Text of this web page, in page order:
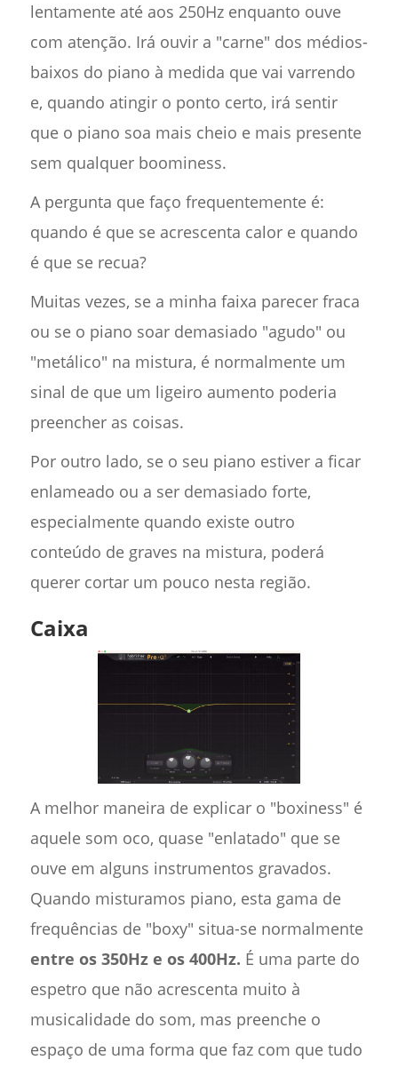
lentamente até aos 250Hz enquanto ouve
com atenção. Irá ouvir a "carne" dos médios-
baixos do piano à medida que vai varrendo
e, quando atingir o ponto certo, irá sentir
que o piano soa mais cheio e mais presente
sem qualquer boominess.
A pergunta que faço frequentemente é:
quando é que se acrescenta calor e quando
é que se recua?
Muitas vezes, se a minha faixa parecer fraca
ou se o piano soar demasiado "agudo" ou
"metálico" na mistura, é normalmente um
sinal de que um ligeiro aumento poderia
preencher as coisas.
Por outro lado, se o seu piano estiver a ficar
enlameado ou a ser demasiado forte,
especialmente quando existe outro
conteúdo de graves na mistura, poderá
querer cortar um pouco nesta região.
Caixa
A melhor maneira de explicar o "boxiness" é
aquele som oco, quase "enlatado" que se
ouve em alguns instrumentos gravados.
Quando misturamos piano, esta gama de
frequências de "boxy" situa-se normalmente
entre os 350Hz e os 400Hz. É uma parte do
espetro que não acrescenta muito à
musicalidade do som, mas preenche o
espaço de uma forma que faz com que tudo